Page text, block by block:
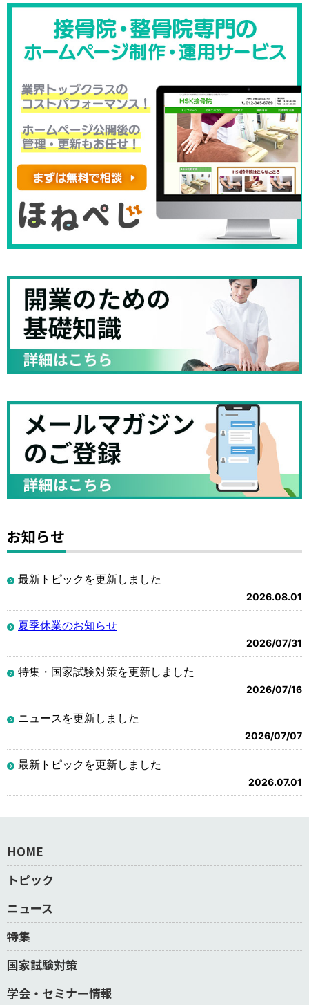
お知らせ
最新トピックを更新しました
2026.08.01
夏季休業のお知らせ
2026/07/31
特集・国家試験対策を更新しました
2026/07/16
ニュースを更新しました
2026/07/07
最新トピックを更新しました
2026.07.01
HOME
トピック
ニュース
特集
国家試験対策
学会・セミナー情報